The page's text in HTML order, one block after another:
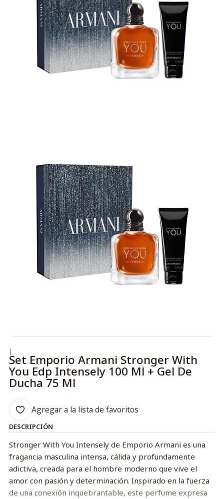
|
Set Emporio Armani Stronger With
You Edp Intensely 100 Ml + Gel De
Ducha 75 Ml
Agregar a la lista de favoritos
DESCRIPCIÓN
Stronger With You Intensely de Emporio Armani es una
fragancia masculina intensa, cálida y profundamente
adictiva, creada para el hombre moderno que vive el
amor con pasión y determinación. Inspirado en la fuerza
de una conexión inquebrantable, este perfume expresa